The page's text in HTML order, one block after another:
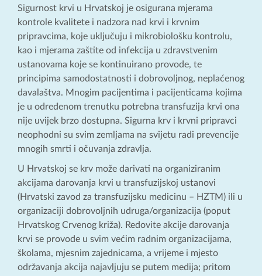
Sigurnost krvi u Hrvatskoj je osigurana mjerama
kontrole kvalitete i nadzora nad krvi i krvnim
pripravcima, koje uključuju i mikrobiološku kontrolu,
kao i mjerama zaštite od infekcija u zdravstvenim
ustanovama koje se kontinuirano provode, te
principima samodostatnosti i dobrovoljnog, neplaćenog
davalaštva. Mnogim pacijentima i pacijenticama kojima
je u određenom trenutku potrebna transfuzija krvi ona
nije uvijek brzo dostupna. Sigurna krv i krvni pripravci
neophodni su svim zemljama na svijetu radi prevencije
mnogih smrti i očuvanja zdravlja.
U Hrvatskoj se krv može darivati na organiziranim
akcijama darovanja krvi u transfuzijskoj ustanovi
(Hrvatski zavod za transfuzijsku medicinu – HZTM) ili u
organizaciji dobrovoljnih udruga/organizacija (poput
Hrvatskog Crvenog križa). Redovite akcije darovanja
krvi se provode u svim većim radnim organizacijama,
školama, mjesnim zajednicama, a vrijeme i mjesto
održavanja akcija najavljuju se putem medija; pritom